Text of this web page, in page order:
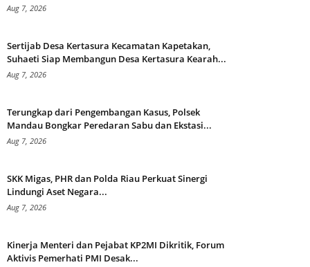
Aug 7, 2026
Sertijab Desa Kertasura Kecamatan Kapetakan,
Suhaeti Siap Membangun Desa Kertasura Kearah...
Aug 7, 2026
Terungkap dari Pengembangan Kasus, Polsek
Mandau Bongkar Peredaran Sabu dan Ekstasi...
Aug 7, 2026
SKK Migas, PHR dan Polda Riau Perkuat Sinergi
Lindungi Aset Negara...
Aug 7, 2026
Kinerja Menteri dan Pejabat KP2MI Dikritik, Forum
Aktivis Pemerhati PMI Desak...